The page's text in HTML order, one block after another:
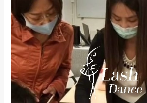
睫
美
睫
接
睫
毛
教